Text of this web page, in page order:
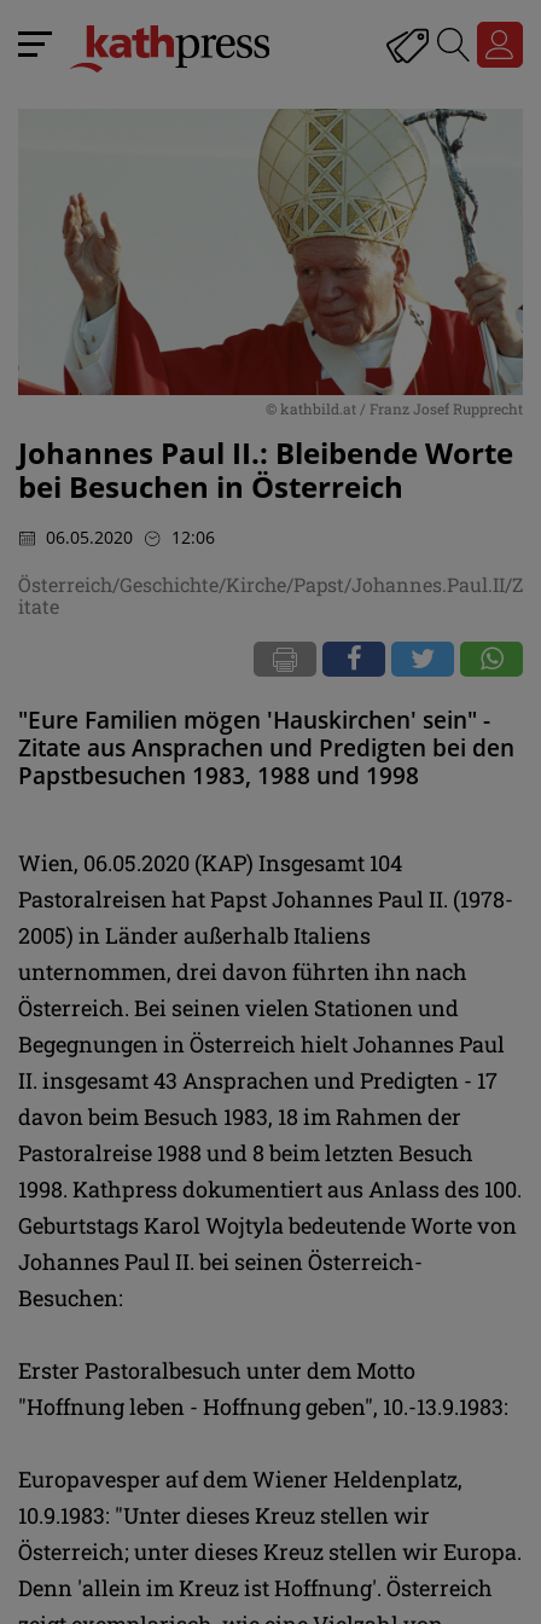
© kathbild.at / Franz Josef Rupprecht
Johannes Paul II.: Bleibende Worte
bei Besuchen in Österreich
06.05.2020 12:06
Österreich/Geschichte/Kirche/Papst/Johannes.Paul.II/Z
itate
"Eure Familien mögen 'Hauskirchen' sein" -
Zitate aus Ansprachen und Predigten bei den
Papstbesuchen 1983, 1988 und 1998
Wien, 06.05.2020 (KAP) Insgesamt 104
Pastoralreisen hat Papst Johannes Paul II. (1978-
2005) in Länder außerhalb Italiens
unternommen, drei davon führten ihn nach
Österreich. Bei seinen vielen Stationen und
Begegnungen in Österreich hielt Johannes Paul
II. insgesamt 43 Ansprachen und Predigten - 17
davon beim Besuch 1983, 18 im Rahmen der
Pastoralreise 1988 und 8 beim letzten Besuch
1998. Kathpress dokumentiert aus Anlass des 100.
Geburtstags Karol Wojtyla bedeutende Worte von
Johannes Paul II. bei seinen Österreich-
Besuchen:
Erster Pastoralbesuch unter dem Motto
"Hoffnung leben - Hoffnung geben", 10.-13.9.1983:
Europavesper auf dem Wiener Heldenplatz,
10.9.1983: "Unter dieses Kreuz stellen wir
Österreich; unter dieses Kreuz stellen wir Europa.
Denn 'allein im Kreuz ist Hoffnung'. Österreich